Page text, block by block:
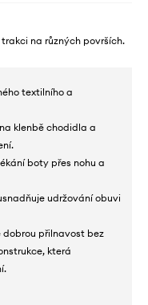
na různých površích.
textilního a
klenbě chodidla a
boty přes nohu a
udržování obuvi
přilnavost bez
která